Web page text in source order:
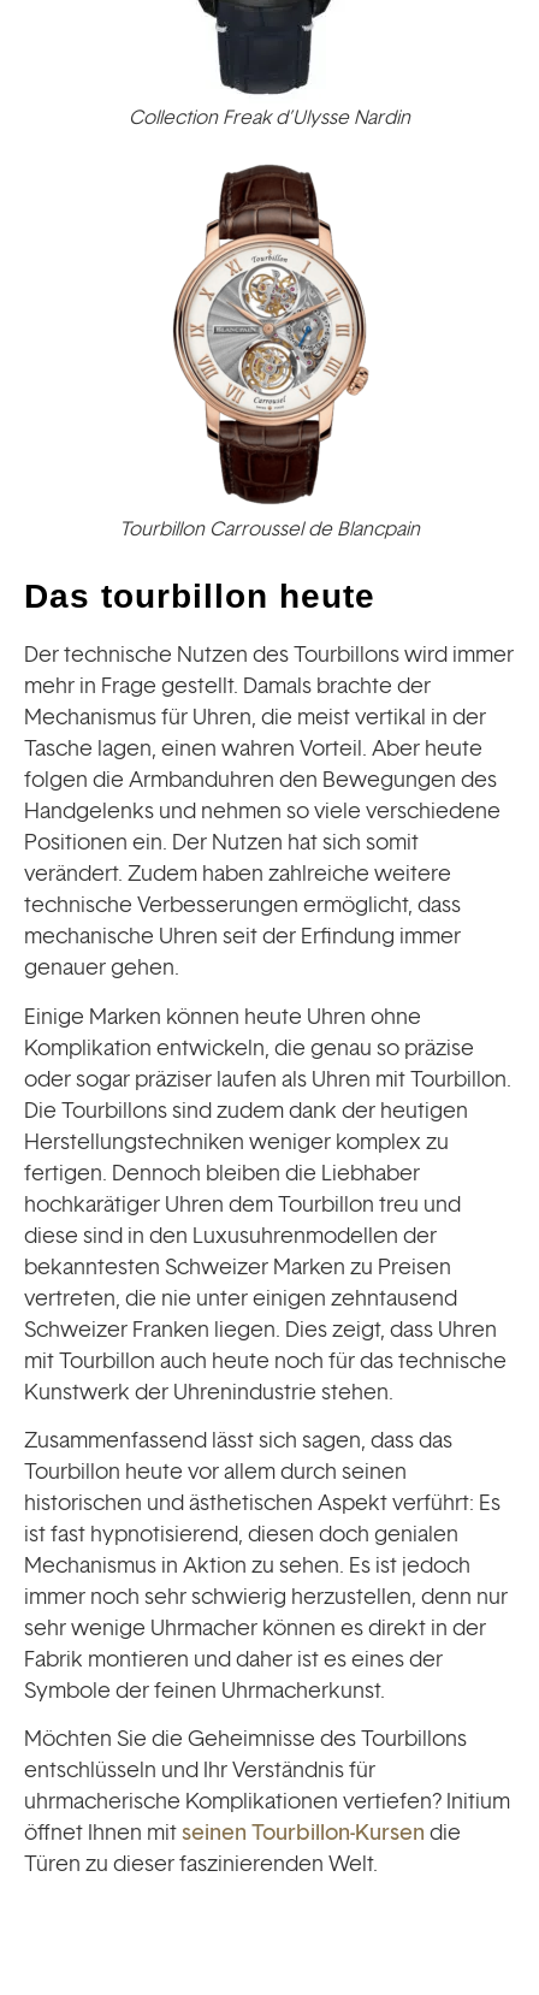
Collection Freak d’Ulysse Nardin
Tourbillon Carroussel de Blancpain
Das tourbillon heute
Der technische Nutzen des Tourbillons wird immer
mehr in Frage gestellt. Damals brachte der
Mechanismus für Uhren, die meist vertikal in der
Tasche lagen, einen wahren Vorteil. Aber heute
folgen die Armbanduhren den Bewegungen des
Handgelenks und nehmen so viele verschiedene
Positionen ein. Der Nutzen hat sich somit
verändert. Zudem haben zahlreiche weitere
technische Verbesserungen ermöglicht, dass
mechanische Uhren seit der Erfindung immer
genauer gehen.
Einige Marken können heute Uhren ohne
Komplikation entwickeln, die genau so präzise
oder sogar präziser laufen als Uhren mit Tourbillon.
Die Tourbillons sind zudem dank der heutigen
Herstellungstechniken weniger komplex zu
fertigen. Dennoch bleiben die Liebhaber
hochkarätiger Uhren dem Tourbillon treu und
diese sind in den Luxusuhrenmodellen der
bekanntesten Schweizer Marken zu Preisen
vertreten, die nie unter einigen zehntausend
Schweizer Franken liegen. Dies zeigt, dass Uhren
mit Tourbillon auch heute noch für das technische
Kunstwerk der Uhrenindustrie stehen.
Zusammenfassend lässt sich sagen, dass das
Tourbillon heute vor allem durch seinen
historischen und ästhetischen Aspekt verführt: Es
ist fast hypnotisierend, diesen doch genialen
Mechanismus in Aktion zu sehen. Es ist jedoch
immer noch sehr schwierig herzustellen, denn nur
sehr wenige Uhrmacher können es direkt in der
Fabrik montieren und daher ist es eines der
Symbole der feinen Uhrmacherkunst.
Möchten Sie die Geheimnisse des Tourbillons
entschlüsseln und Ihr Verständnis für
uhrmacherische Komplikationen vertiefen? Initium
öffnet Ihnen mitseinen Tourbillon-Kursen die
Türen zu dieser faszinierenden Welt.